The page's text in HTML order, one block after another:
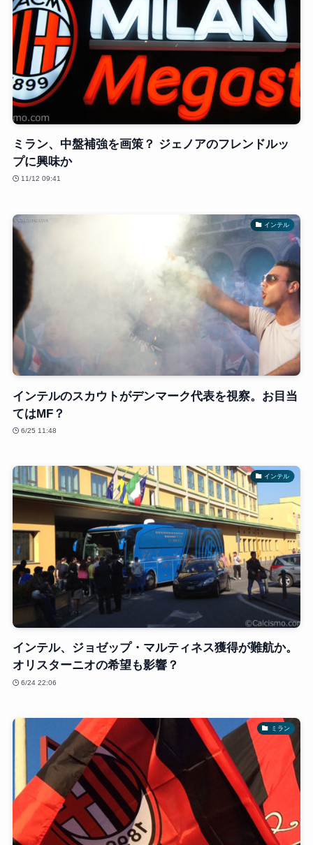
ミラン、中盤補強を画策？ ジェノアのフレンドルッ
プに興味か
11/12 09:41
インテル
インテルのスカウトがデンマーク代表を視察。お目当
てはMF？
6/25 11:48
インテル
インテル、ジョゼップ・マルティネス獲得が難航か。
オリスターニオの希望も影響？
6/24 22:06
ミラン